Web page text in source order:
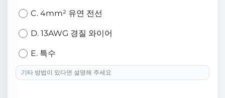
C. 4mm² 유연 전선
D. 13AWG 경질 와이어
E. 특수